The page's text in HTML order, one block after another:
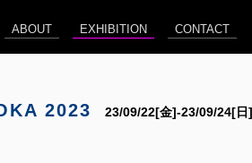
ABOUT EXHIBITION CONTACT
2023 23/09/22[金]-23/09/24[日